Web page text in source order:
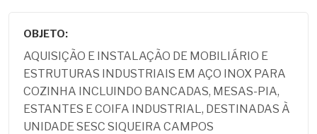
OBJETO:
AQUISIÇÃO E INSTALAÇÃO DE MOBILIÁRIO E
ESTRUTURAS INDUSTRIAIS EM AÇO INOX PARA
COZINHA INCLUINDO BANCADAS, MESAS-PIA,
ESTANTES E COIFA INDUSTRIAL, DESTINADAS À
UNIDADE SESC SIQUEIRA CAMPOS